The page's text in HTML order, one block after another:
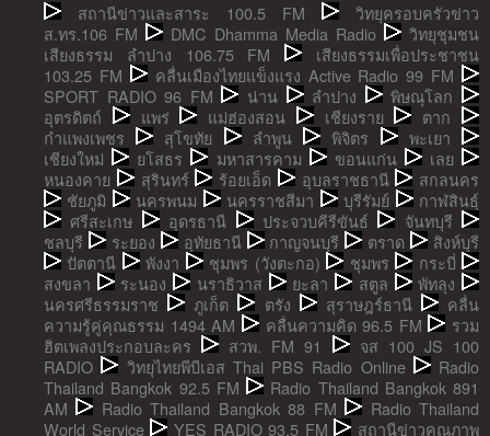
สถานีข่าวและสาระ 100.5 FM
วิทยุครอบครัวข่าว
ส.ทร.106 FM
DMC Dhamma Media Radio
วิทยุชุมชน
เสียงธรรม ลำปาง 106.75 FM
เสียงธรรมเพื่อประชาชน
103.25 FM
คลื่นเมืองไทยแข็งแรง Active Radio 99 FM
SPORT RADIO 96 FM
น่าน ลำปาง
พิษณุโลก
อุตรดิตถ์
แพร่ แม่ฮ่องสอน เชียงราย
ตาก
กำแพงเพชร
สุโขทัย ลำพูน พิจิตร
พะเยา
เชียงใหม่
ยโสธร มหาสารคาม ขอนแก่น
เลย
หนองคาย
สุรินทร์ ร้อยเอ็ด อุบลราชธานี
สกลนคร
ชัยภูมิ
นครพนม นครราชสีมา บุรีรัมย์
กาฬสินธุ์
ศรีสะเกษ
อุดรธานี ประจวบคีรีขันธ์
จันทบุรี
ชลบุรี
ระยอง อุทัยธานี กาญจนบุรี ตราด
สิงห์บุรี
ปัตตานี
พังงา ชุมพร (วังตะกอ) ชุมพร
กระบี่
สงขลา
ระนอง นราธิวาส ยะลา สตูล
พัทลุง
นครศรีธรรมราช
ภูเก็ต ตรัง สุราษฎร์ธานี
คลื่น
ความรู้คู่คุณธรรม 1494 AM
คลื่นความคิด 96.5 FM
รวม
ฮิตเพลงประกอบละคร
สวพ. FM 91
จส 100 JS 100
RADIO
วิทยุไทยพีบีเอส Thai PBS Radio Online
Radio
Thailand Bangkok 92.5 FM
Radio Thailand Bangkok 891
AM
Radio Thailand Bangkok 88 FM
Radio Thailand
World Service
YES RADIO 93.5 FM
สถานีข่าวคุณภาพ